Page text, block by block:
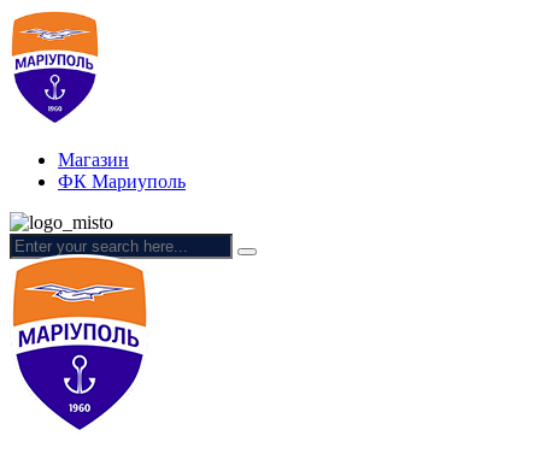
Магазин
ФК Мариуполь